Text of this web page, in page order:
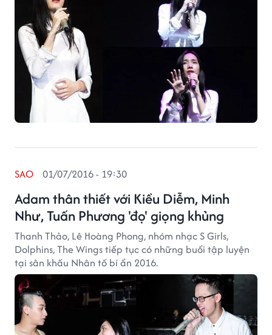
Adam thân thiết với Kiều Diễm, Minh
Như, Tuấn Phương 'đọ' giọng khủng
SAO 01/07/2016 - 19:30
Thanh Thảo, Lê Hoàng Phong, nhóm nhạc S Girls,
Dolphins, The Wings tiếp tục có những buổi tập luyện
tại sân khấu Nhân tố bí ẩn 2016.